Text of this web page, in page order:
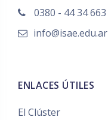
0380 - 44 34 663
info@isae.edu.ar
ENLACES ÚTILES
El Clúster